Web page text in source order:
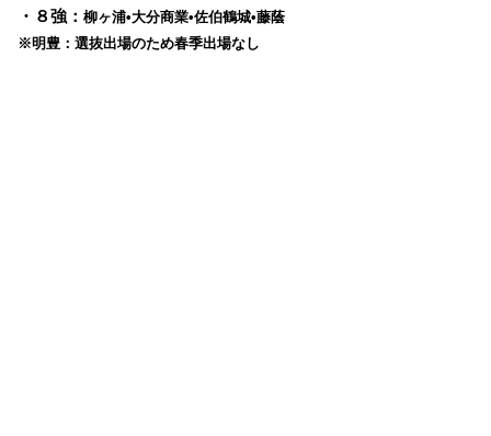
・８強：柳ヶ浦•大分商業•佐伯鶴城•藤蔭
※明豊：選抜出場のため春季出場なし